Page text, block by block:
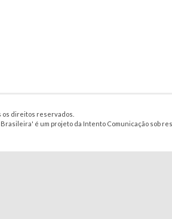
os direitos reservados.
é um projeto da Intento Comunicação sob